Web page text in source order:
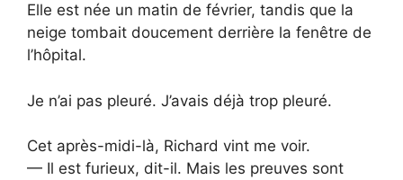
Elle est née un matin de février, tandis que la
neige tombait doucement derrière la fenêtre de
l’hôpital.
Je n’ai pas pleuré. J’avais déjà trop pleuré.
Cet après-midi-là, Richard vint me voir.
— Il est furieux, dit-il. Mais les preuves sont